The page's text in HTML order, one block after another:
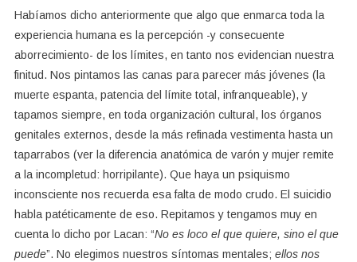
Habíamos dicho anteriormente que algo que enmarca toda la
experiencia humana es la percepción -y consecuente
aborrecimiento- de los límites, en tanto nos evidencian nuestra
finitud. Nos pintamos las canas para parecer más jóvenes (la
muerte espanta, patencia del límite total, infranqueable), y
tapamos siempre, en toda organización cultural, los órganos
genitales externos, desde la más refinada vestimenta hasta un
taparrabos (ver la diferencia anatómica de varón y mujer remite
a la incompletud: horripilante). Que haya un psiquismo
inconsciente nos recuerda esa falta de modo crudo. El suicidio
habla patéticamente de eso. Repitamos y tengamos muy en
cuenta lo dicho por Lacan: “No es loco el que quiere, sino el que
puede”. No elegimos nuestros síntomas mentales; ellos nos